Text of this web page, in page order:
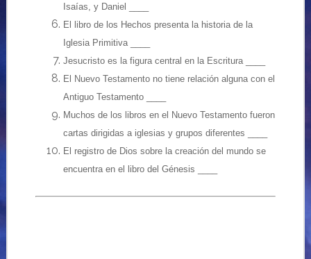
Isaías, y Daniel ____
El libro de los Hechos presenta la historia de la
Iglesia Primitiva ____
Jesucristo es la figura central en la Escritura ____
El Nuevo Testamento no tiene relación alguna con el
Antiguo Testamento ____
Muchos de los libros en el Nuevo Testamento fueron
cartas dirigidas a iglesias y grupos diferentes ____
El registro de Dios sobre la creación del mundo se
encuentra en el libro del Génesis ____